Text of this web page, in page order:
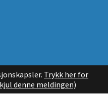
Trykk her for
denne meldingen)